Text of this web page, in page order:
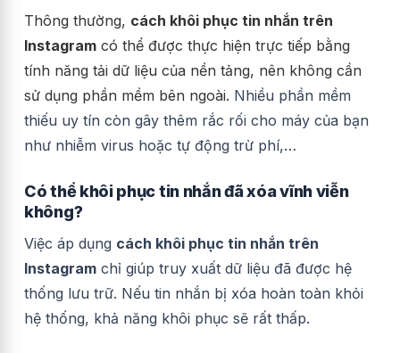
Thông thường, cách khôi phục tin nhắn trên
Instagram có thể được thực hiện trực tiếp bằng
tính năng tải dữ liệu của nền tảng, nên không cần
sử dụng phần mềm bên ngoài. Nhiều phần mềm
thiếu uy tín còn gây thêm rắc rối cho máy của bạn
như nhiễm virus hoặc tự động trừ phí,…
Có thể khôi phục tin nhắn đã xóa vĩnh viễn
không?
Việc áp dụng cách khôi phục tin nhắn trên
Instagram chỉ giúp truy xuất dữ liệu đã được hệ
thống lưu trữ. Nếu tin nhắn bị xóa hoàn toàn khỏi
hệ thống, khả năng khôi phục sẽ rất thấp.